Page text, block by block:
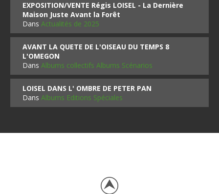
EXPOSITION/VENTE Régis LOISEL - La Dernière
Maison Juste Avant la Forêt
DansActualités de 2025
AVANT LA QUETE DE L'OISEAU DU TEMPS 8
L'OMEGON
DansAlbums collectifs Albums Scénarios
LOISEL DANS L' OMBRE DE PETER PAN
DansAlbums Editions Spéciales